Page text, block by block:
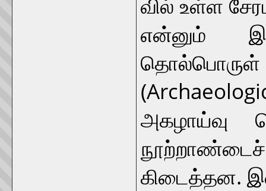
என்னும்
அகழாய்வு
கிடைத்தன.